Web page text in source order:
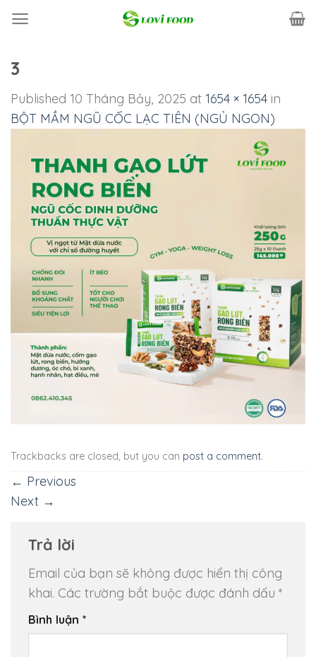
3
Published 10 Tháng Bảy, 2025 at 1654 × 1654 in
BỘT MẦM NGŨ CỐC LẠC TIÊN (NGỦ NGON)
Trackbacks are closed, but you can post a comment.
← Previous
Next →
Trả lời
Email của bạn sẽ không được hiển thị công
khai. Các trường bắt buộc được đánh dấu *
Bình luận *